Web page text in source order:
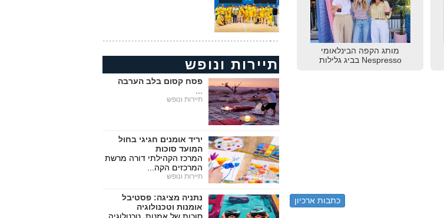
מותג הקפה הבינלאומי
Nespresso בביג גלילות
כתבות ארכיון
תיירות ונופש
פסח קסום בלב הערבה
תיירות ונופש
יריד אומנים חגיגי בחול
המועד סוכות
המרכז הקהילתי דורה מרשת
המרכזים הקה...
תיירות ונופש
נתניה מציגה: פסטיבל
אומנות וטכנולוגיה